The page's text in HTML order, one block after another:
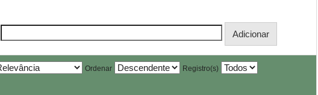
Ordenar Registro(s)